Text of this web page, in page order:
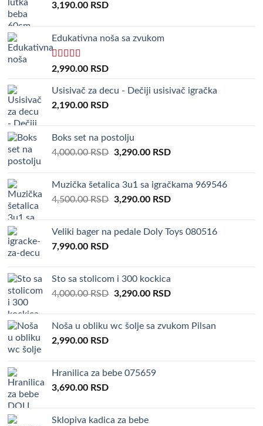
3,190.00 RSD
Edukativna noša sa zvukom
Rated 5.00
2,990.00 RSD
Usisivač za decu - Dečiji usisivač igračka
2,190.00 RSD
Boks set na postolju
4,000.00RSD Original
4,000.00 RSD.
3,290.00 RSDCurrent
3,290.00 RSD.
Muzička šetalica 3u1 sa igračkama 969546
4,500.00RSD Original
4,500.00 RSD.
3,290.00 RSDCurrent
3,290.00 RSD.
Veliki bager na pedale Doly Toys 080516
7,990.00 RSD
Sto sa stolicom i 300 kockica
4,000.00RSD Original
4,000.00 RSD.
3,290.00 RSDCurrent
3,290.00 RSD.
Noša u obliku wc šolje sa zvukom Pilsan
2,990.00 RSD
Hranilica za bebe 075659
3,690.00 RSD
Sklopiva kadica za bebe